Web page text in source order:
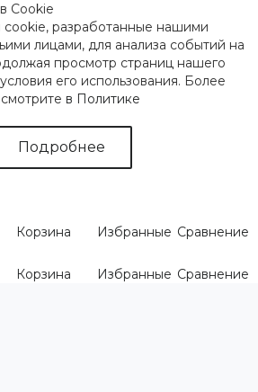
Cookie
разработанные нашими
лицами, для анализа событий на
просмотр страниц нашего
его использования. Более
в Политике
Подробнее
Корзина Избранные Сравнение
Корзина Избранные Сравнение